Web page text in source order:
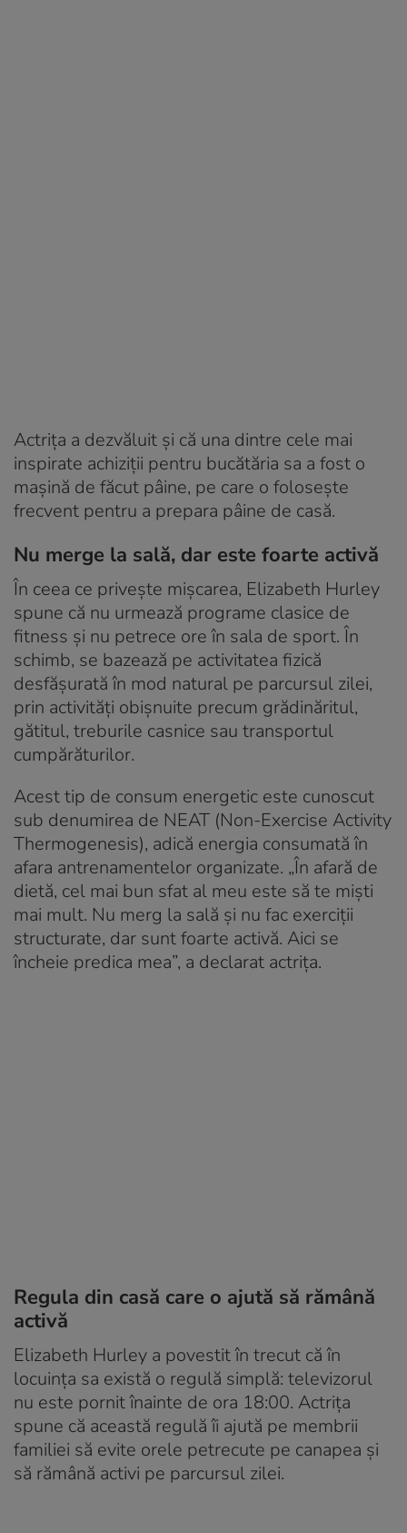
Actrița a dezvăluit și că una dintre cele mai
inspirate achiziții pentru bucătăria sa a fost o
mașină de făcut pâine, pe care o folosește
frecvent pentru a prepara pâine de casă.
Nu merge la sală, dar este foarte activă
În ceea ce privește mișcarea, Elizabeth Hurley
spune că nu urmează programe clasice de
fitness și nu petrece ore în sala de sport. În
schimb, se bazează pe activitatea fizică
desfășurată în mod natural pe parcursul zilei,
prin activități obișnuite precum grădinăritul,
gătitul, treburile casnice sau transportul
cumpărăturilor.
Acest tip de consum energetic este cunoscut
sub denumirea de NEAT (Non-Exercise Activity
Thermogenesis), adică energia consumată în
afara antrenamentelor organizate. „În afară de
dietă, cel mai bun sfat al meu este să te miști
mai mult. Nu merg la sală și nu fac exerciții
structurate, dar sunt foarte activă. Aici se
încheie predica mea”, a declarat actrița.
Regula din casă care o ajută să rămână
activă
Elizabeth Hurley a povestit în trecut că în
locuința sa există o regulă simplă: televizorul
nu este pornit înainte de ora 18:00. Actrița
spune că această regulă îi ajută pe membrii
familiei să evite orele petrecute pe canapea și
să rămână activi pe parcursul zilei.